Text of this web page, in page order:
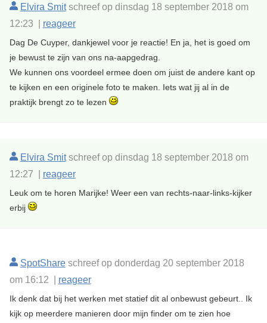
Elvira Smitschreef op dinsdag 18 september 2018 om
12:23 | reageer
Dag De Cuyper, dankjewel voor je reactie! En ja, het is goed om
je bewust te zijn van ons na-aapgedrag.
We kunnen ons voordeel ermee doen om juist de andere kant op
te kijken en een originele foto te maken. Iets wat jij al in de
praktijk brengt zo te lezen
Elvira Smitschreef op dinsdag 18 september 2018 om
12:27 | reageer
Leuk om te horen Marijke! Weer een van rechts-naar-links-kijker
erbij
SpotShareschreef op donderdag 20 september 2018
om 16:12 | reageer
Ik denk dat bij het werken met statief dit al onbewust gebeurt.. Ik
kijk op meerdere manieren door mijn finder om te zien hoe